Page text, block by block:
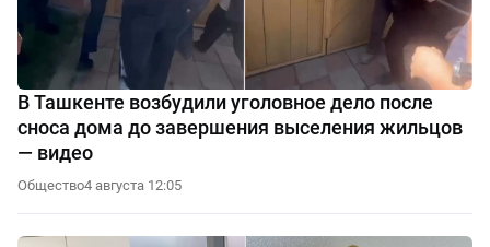
В Ташкенте возбудили уголовное дело после
сноса дома до завершения выселения жильцов
— видео
Общество4 августа 12:05